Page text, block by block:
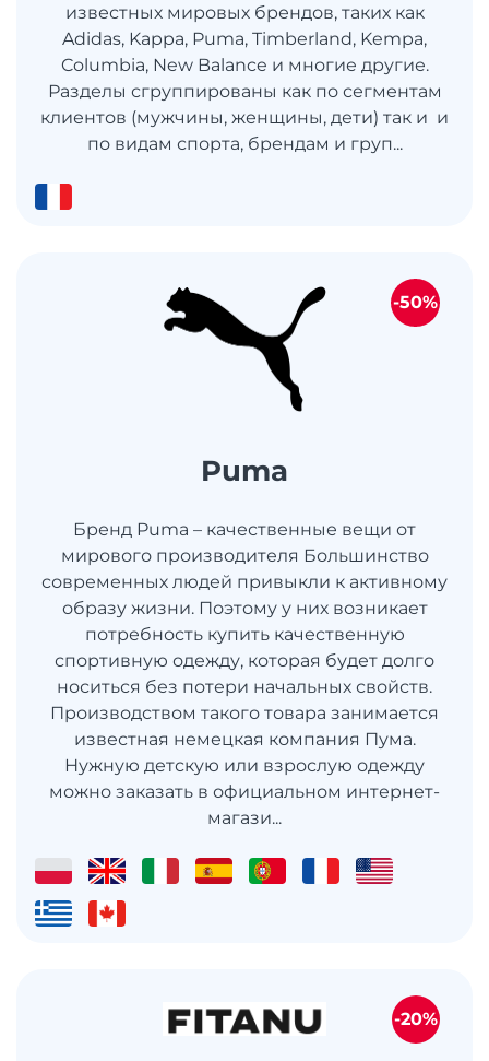
известных мировых брендов, таких как
Adidas, Kappa, Puma, Timberland, Kempa,
Columbia, New Balance и многие другие.
Разделы сгруппированы как по сегментам
клиентов (мужчины, женщины, дети) так и и
по видам спорта, брендам и груп...
Puma
Бренд Puma – качественные вещи от
мирового производителя Большинство
современных людей привыкли к активному
образу жизни. Поэтому у них возникает
потребность купить качественную
спортивную одежду, которая будет долго
носиться без потери начальных свойств.
Производством такого товара занимается
известная немецкая компания Пума.
Нужную детскую или взрослую одежду
можно заказать в официальном интернет-
магази...
-50%
-20%